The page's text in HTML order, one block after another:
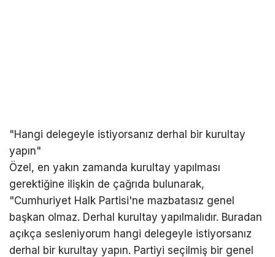
"Hangi delegeyle istiyorsanız derhal bir kurultay
yapın"
Özel, en yakın zamanda kurultay yapılması
gerektiğine ilişkin de çağrıda bulunarak,
"Cumhuriyet Halk Partisi'ne mazbatasız genel
başkan olmaz. Derhal kurultay yapılmalıdır. Buradan
açıkça sesleniyorum hangi delegeyle istiyorsanız
derhal bir kurultay yapın. Partiyi seçilmiş bir genel